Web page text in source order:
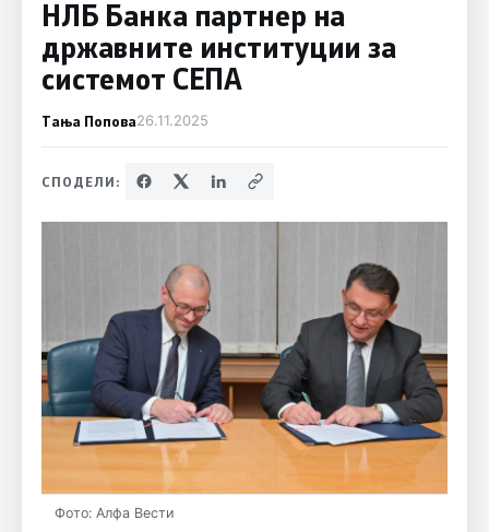
НЛБ Банка партнер на
државните институции за
системот СЕПА
Тања Попова26.11.2025
СПОДЕЛИ:
Фото: Алфа Вести